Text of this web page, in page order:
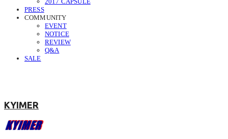
PRESS
COMMUNITY
EVENT
NOTICE
REVIEW
Q&A
SALE
KYIMER